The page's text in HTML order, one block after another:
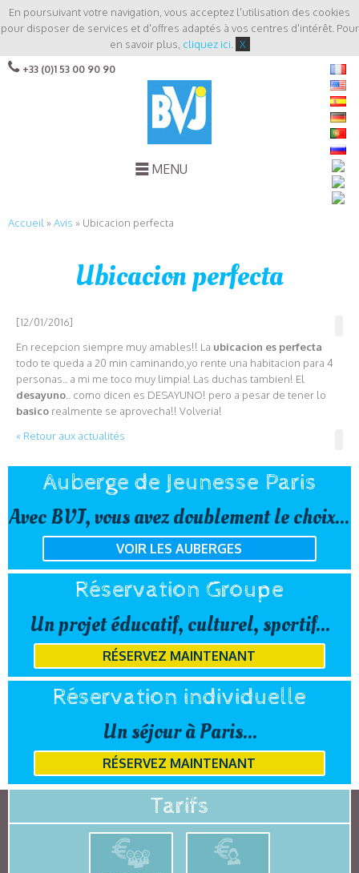
En poursuivant votre navigation, vous acceptez l'utilisation des cookies
pour disposer de services et d'offres adaptés à vos centres d'intérêt. Pour
en savoir plus, cliquez ici X
+33 (0)1 53 00 90 90
MENU
Accueil »Avis » Ubicacion perfecta
Ubicacion perfecta
[12/01/2016]
En recepcion siempre muy amables!! La ubicacion es perfecta
todo te queda a 20 min caminando,yo rente una habitacion para 4
personas.. a mi me toco muy limpia! Las duchas tambien! El
desayuno.. como dicen es DESAYUNO! pero a pesar de tener lo
basico realmente se aprovecha!! Volveria!
« Retour aux actualités
Auberge de Jeunesse Paris
Avec BVJ, vous avez doublement le choix...
VOIR LES AUBERGES
Réservation Groupe
Un projet éducatif, culturel, sportif...
RÉSERVEZ MAINTENANT
Réservation individuelle
Un séjour à Paris...
RÉSERVEZ MAINTENANT
Tarifs